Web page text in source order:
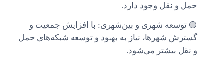
حمل و نقل وجود دارد.
🟢 توسعه شهری و بین‌شهری: با افزایش جمعیت و
گسترش شهرها، نیاز به بهبود و توسعه شبکه‌های حمل
و نقل بیشتر می‌شود.